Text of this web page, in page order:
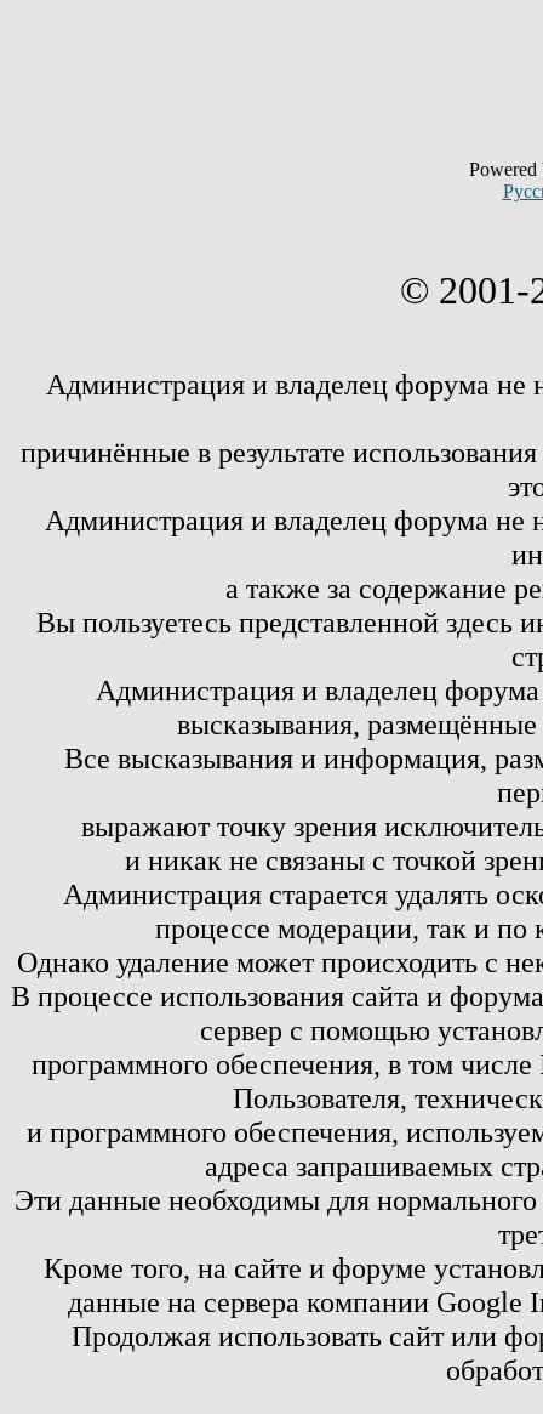
© 2001-
Администрация и владелец форума не
причинённые в результате
Администрация и владелец форума не
а также за содержание
Вы пользуетесь представленной здесь
Администрация и владелец
высказывания,
Все высказывания и информация,
выражают точку зрения
и никак не связаны с точкой
Администрация старается удалять
процессе модерации, так и по
Однако удаление может происходить с
В процессе использования сайта и
сервер с помощью
программного обеспечения, в том
Пользователя,
и программного обеспечения,
адреса запрашиваемых
Эти данные необходимы для
Кроме того, на сайте и форуме
данные на сервера компании
Продолжая использовать сайт или